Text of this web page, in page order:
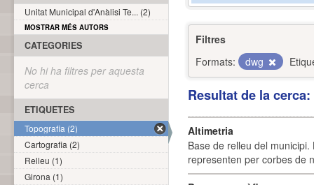
Filtres
Formats:
dwg
Resultat de la
Altimetria
Base de relleu del
representen per corbes de
Unitat Municipal d'Anàlisi Te... (2)
MOSTRAR MÉS AUTORS
CATEGORIES
No hi ha filtres per aquesta
cerca
ETIQUETES
Topografia (2)
Cartografia (2)
Relleu (1)
Girona (1)